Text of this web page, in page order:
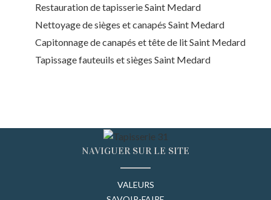
Restauration de tapisserie Saint Medard
Nettoyage de sièges et canapés Saint Medard
Capitonnage de canapés et tête de lit Saint Medard
Tapissage fauteuils et sièges Saint Medard
NAVIGUER SUR LE SITE
VALEURS